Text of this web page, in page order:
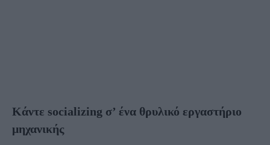
Κάντε socializing σ’ ένα θρυλικό εργαστήριο
μηχανικής